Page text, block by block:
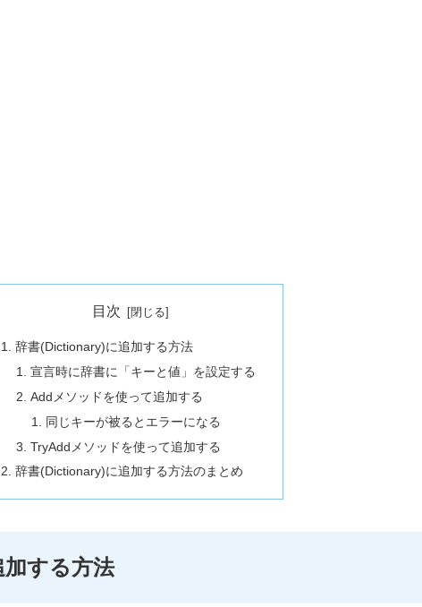
目次
辞書(Dictionary)に追加する方法
宣言時に辞書に「キーと値」を設定する
Addメソッドを使って追加する
同じキーが被るとエラーになる
TryAddメソッドを使って追加する
辞書(Dictionary)に追加する方法のまとめ
する方法